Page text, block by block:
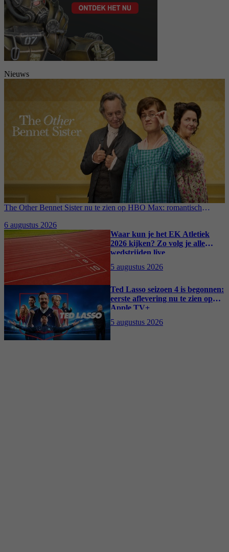
Nieuws
The Other Bennet Sister nu te zien op HBO Max: romantisch
6 augustus 2026
Waar kun je het EK Atletiek
2026 kijken? Zo volg je alle
wedstrijden live
5 augustus 2026
Ted Lasso seizoen 4 is begonnen:
eerste aflevering nu te zien op
Apple TV+
5 augustus 2026